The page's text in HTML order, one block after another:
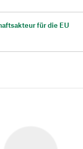
für die EU